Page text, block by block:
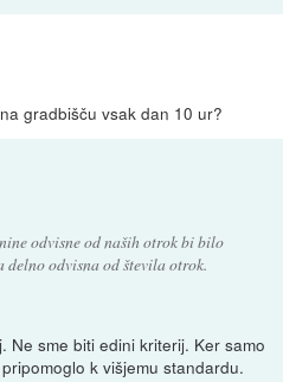
gradbišču vsak dan 10 ur?
odvisne od naših otrok bi bilo
odvisna od števila otrok.
Ne sme biti edini kriterij. Ker samo
k višjemu standardu.